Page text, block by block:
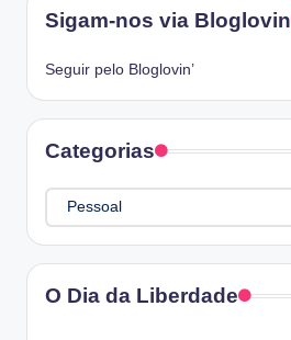
Sigam-nos via Bloglovin
Seguir pelo Bloglovin’
Categorias
Categorias
O Dia da Liberdade